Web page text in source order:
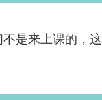
不是来上课的，